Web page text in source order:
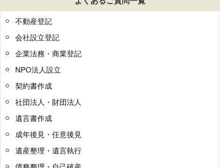
不動産登記
会社設立登記
企業法務・商業登記
NPO法人設立
契約書作成
社団法人・財団法人
遺言書作成
成年後見・任意後見
遺産整理・遺言執行